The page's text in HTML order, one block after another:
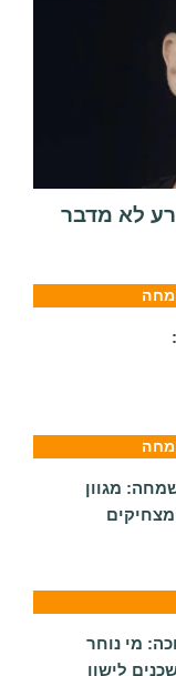
לא מדבר
מגוון
מי נוחר
לישון